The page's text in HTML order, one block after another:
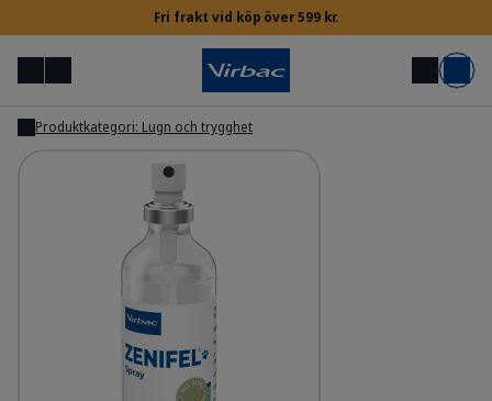
Fri frakt vid köp över 599 kr.
MenySök Mitt konto Varukorg
Inloggning för veterinärer & djursjukskötare
Behöver du hjälp?
Produktkategori: Lugn och trygghet
Zenifel Spray